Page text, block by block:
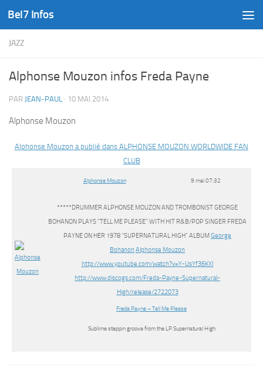
Skip to content
Bel7 Infos
JAZZ
Alphonse Mouzon infos Freda Payne
PAR JEAN-PAUL · 10 MAI 2014
Alphonse Mouzon
Alphonse Mouzon a publié dans ALPHONSE MOUZON WORLDWIDE FAN
CLUB
Alphonse Mouzon 9 mai 07:32
*****DRUMMER ALPHONSE MOUZON AND TROMBONIST GEORGE
BOHANON PLAYS “TELL ME PLEASE” WITH HIT R&B/POP SINGER FREDA
PAYNE ON HER 1978 “SUPERNATURAL HIGH” ALBUMGeorge
Bohanon Alphonse Mouzon
http://www.youtube.com/watch?v=Y-UsYf36KXI
http://www.discogs.com/Freda-Payne-Supernatural-
High/release/2722073
Freda Payne – Tell Me Please
Sublime steppin groove from the LP Supernatural High